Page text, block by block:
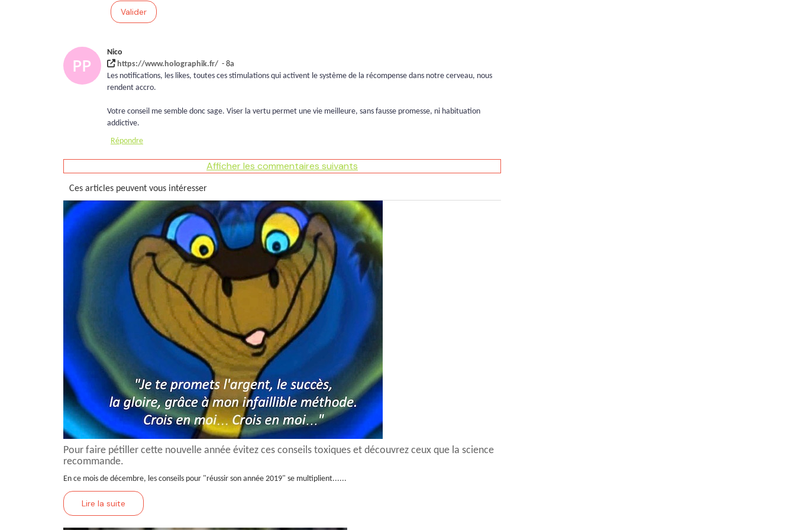
Valider
Nico
https://www.holographik.fr/ - 8a
Les notifications, les likes, toutes ces stimulations qui activent le système de la récompense dans notre cerveau, nous
rendent accro.
Votre conseil me semble donc sage. Viser la vertu permet une vie meilleure, sans fausse promesse, ni habituation
addictive.
Répondre
Afficher les commentaires suivants
Ces articles peuvent vous intéresser
Pour faire pétiller cette nouvelle année évitez ces conseils toxiques et découvrez ceux que la science
recommande.
En ce mois de décembre, les conseils pour "réussir son année 2019" se multiplient......
Lire la suite